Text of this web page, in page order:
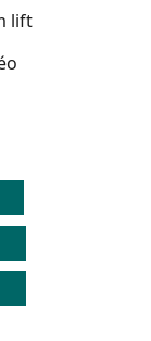
lift